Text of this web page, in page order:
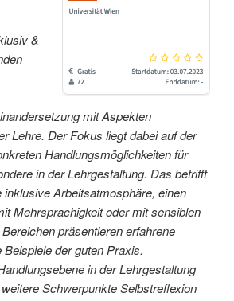
&
mit Aspekten
Lehre. Der Fokus liegt dabei auf der
Handlungsmöglichkeiten für
in der Lehrgestaltung. Das betrifft
inklusive Arbeitsatmosphäre, einen
Mehrsprachigkeit oder mit sensiblen
präsentieren erfahrene
der guten Praxis.
in der Lehrgestaltung
Schwerpunkte Selbstreflexion